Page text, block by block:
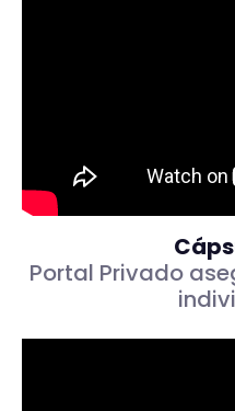
Portal Privado